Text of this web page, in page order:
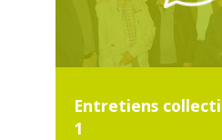
Entretiens
1